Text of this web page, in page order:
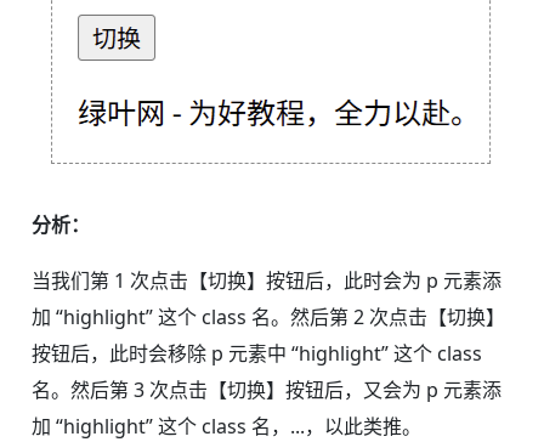
分析：
当我们第 1 次点击【切换】按钮后，此时会为 p 元素添
加 “highlight” 这个 class 名。然后第 2 次点击【切换】
按钮后，此时会移除 p 元素中 “highlight” 这个 class
名。然后第 3 次点击【切换】按钮后，又会为 p 元素添
加 “highlight” 这个 class 名，...，以此类推。